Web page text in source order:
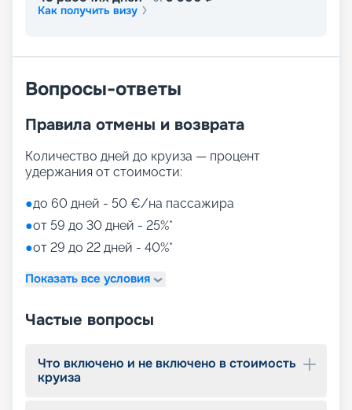
Лайнер предлагает огромное разнообразие
На выбор представлены такие пространства:
релаксационный комплекс только для взрослых)
бассейнами, клубами, игровыми зонами)
для детей)
Aquapark (с открытыми игровыми
водными пушками, 3 водными горками с
эффектами виртуальной реальности)
мини-гольф и теннис
7 бассейнов
детский внутренний комплекс,
Как получить визу
Вопросы-ответы
Правила отмены и возврата
Количество дней до круиза — процент
удержания от стоимости:
●до 60 дней - 50 €/на пассажира
●от 59 до 30 дней - 25%*
●от 29 до 22 дней - 40%*
Показать все условия
Частые вопросы
Что включено и не включено в стоимость
круиза